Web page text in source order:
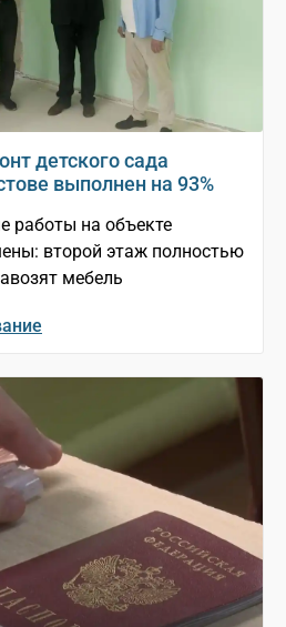
детского сада
выполнен на 93%
работы на объекте
второй этаж полностью
мебель